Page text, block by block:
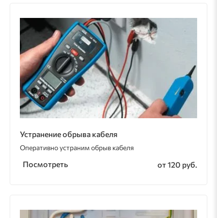
Устранение обрыва кабеля
Оперативно устраним обрыв кабеля
Посмотреть от 120 руб.